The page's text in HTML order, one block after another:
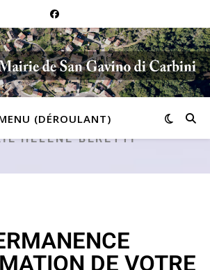
(DÉROULANT)
HÉLÈNE BERETTI
DE VOTRE